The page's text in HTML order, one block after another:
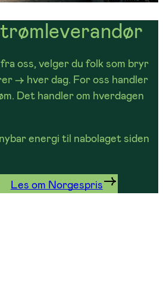
oss, velger du folk som bryr
-> hver dag. For oss handler
Det handler om hverdagen
energi til nabolaget siden
Les om Norgespris